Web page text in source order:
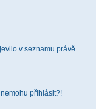
v seznamu právě
přihlásit?!